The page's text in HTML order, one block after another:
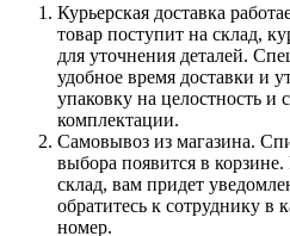
Курьерская доставка
товар поступит на склад,
для уточнения деталей.
удобное время доставки и
упаковку на целостность и
комплектации.
Самовывоз из магазина.
выбора появится в корзине.
склад, вам придет
обратитесь к сотруднику в
номер.